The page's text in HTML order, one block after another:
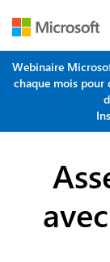
Webinaire
chaque mois pour